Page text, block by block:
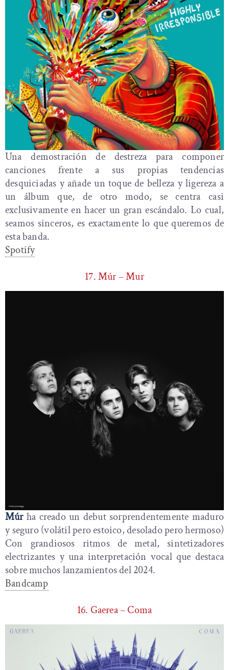
Una demostración de destreza para componer
canciones frente a sus propias tendencias
desquiciadas y añade un toque de belleza y ligereza a
un álbum que, de otro modo, se centra casi
exclusivamente en hacer un gran escándalo. Lo cual,
seamos sinceros, es exactamente lo que queremos de
esta banda.
Spotify
17. Múr – Mur
Múrha creado un debut sorprendentemente maduro
y seguro (volátil pero estoico, desolado pero hermoso)
Con grandiosos ritmos de metal, sintetizadores
electrizantes y una interpretación vocal que destaca
sobre muchos lanzamientos del 2024.
Bandcamp
16. Gaerea – Coma